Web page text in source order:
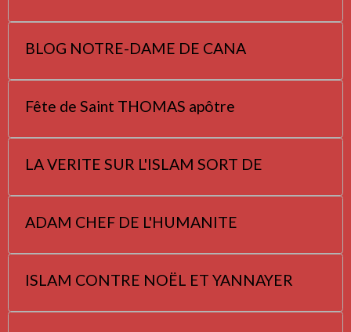
BLOG NOTRE-DAME DE CANA
Fête de Saint THOMAS apôtre
LA VERITE SUR L'ISLAM SORT DE
ADAM CHEF DE L'HUMANITE
ISLAM CONTRE NOËL ET YANNAYER